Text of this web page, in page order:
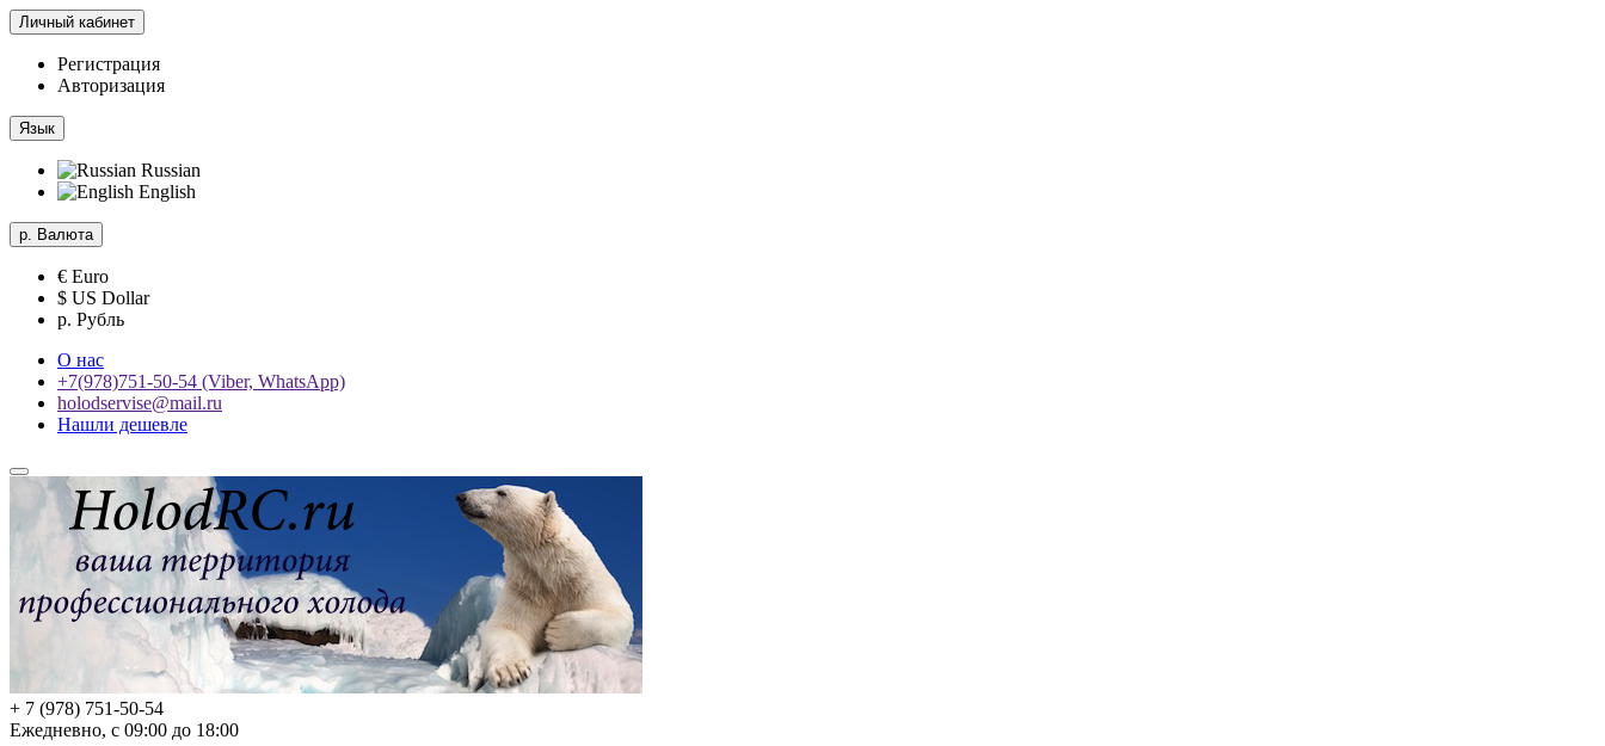
Личный кабинет
Регистрация
Авторизация
Язык
Russian
English
р. Валюта
€ Euro
$ US Dollar
р. Рубль
О нас
+7(978)751-50-54 (Viber, WhatsApp)
holodservise@mail.ru
Нашли дешевле
+ 7 (978) 751-50-54
Ежедневно, с 09:00 до 18:00